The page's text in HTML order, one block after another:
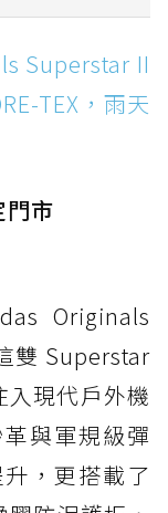
Superstar II
TEX，雨天街
v9 GORE-
TEX：
天穿搭帥度不
14 GTX：搭
位防水神鞋
TEX：潮
頭顏值一次攻
GTX：越野
高神器一次滿
Superstar II
TEX，雨天
市
Originals
雙 Superstar
入現代戶外機
與軍規級彈
，更搭載了